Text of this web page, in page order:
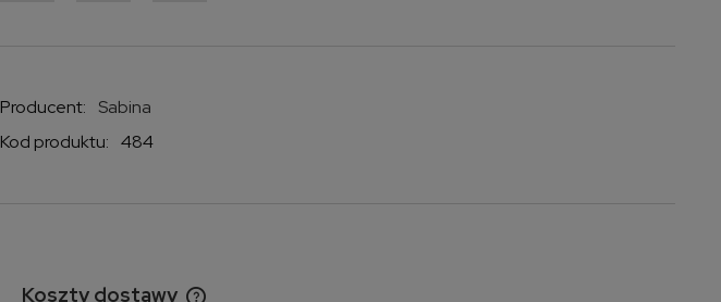
Producent:
Sabina
Kod produktu: 484
Koszty dostawy